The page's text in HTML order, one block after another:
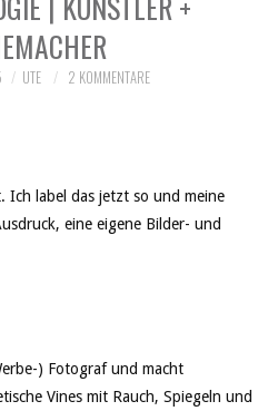
UTE 2 KOMMENTARE
Ich label das jetzt so und meine
eine eigene Bilder- und
) Fotograf und macht
Vines mit Rauch, Spiegeln und